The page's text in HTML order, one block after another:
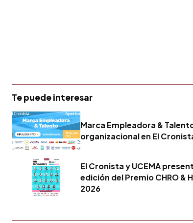
Te puede interesar
Marca Empleadora &
organizacional en El
El Cronista y UCEMA
edición del Premio CHRO &
2026